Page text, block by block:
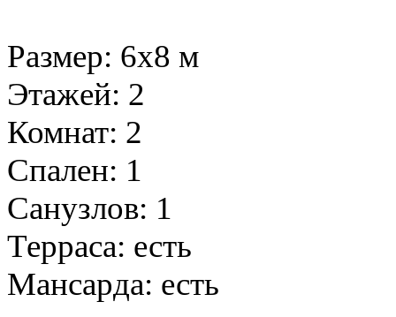
Размер: 6х8 м
Этажей: 2
Комнат: 2
Спален: 1
Санузлов: 1
Терраса: есть
Мансарда: есть